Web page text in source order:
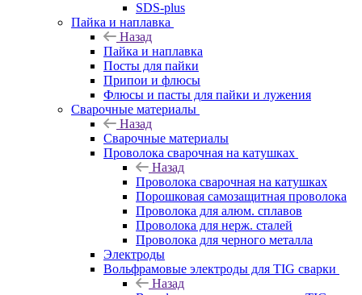
SDS-plus
Пайка и наплавка
Назад
Пайка и наплавка
Посты для пайки
Припои и флюсы
Флюсы и пасты для пайки и лужения
Сварочные материалы
Назад
Сварочные материалы
Проволока сварочная на катушках
Назад
Проволока сварочная на катушках
Порошковая самозащитная проволока
Проволока для алюм. сплавов
Проволока для нерж. сталей
Проволока для черного металла
Электроды
Вольфрамовые электроды для TIG сварки
Назад